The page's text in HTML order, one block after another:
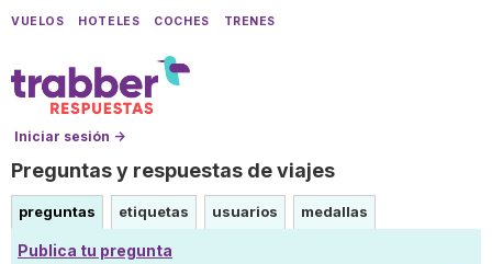
VUELOS HOTELES COCHES TRENES
Iniciar sesión →
Preguntas y respuestas de viajes
preguntas etiquetas usuarios medallas
Publica tu pregunta